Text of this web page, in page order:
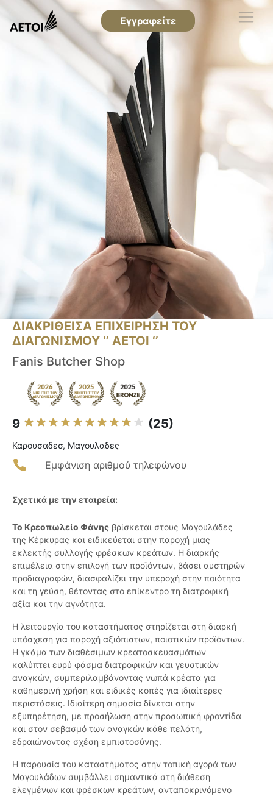
Εγγραφείτε
ΔΙΑΚΡΙΘΕΙΣΑ ΕΠΙΧΕΙΡΗΣΗ ΤΟΥ
ΔΙΑΓΩΝΙΣΜΟΥ ‘’ ΑΕΤΟΙ ‘’
Fanis Butcher Shop
9 (25)
Καρουσαδεσ, Μαγουλαδες
Εμφάνιση αριθμού τηλεφώνου
Σχετικά με την εταιρεία:
Το Κρεοπωλείο Φάνης βρίσκεται στους Μαγουλάδες
της Κέρκυρας και ειδικεύεται στην παροχή μιας
εκλεκτής συλλογής φρέσκων κρεάτων. Η διαρκής
επιμέλεια στην επιλογή των προϊόντων, βάσει αυστηρών
προδιαγραφών, διασφαλίζει την υπεροχή στην ποιότητα
και τη γεύση, θέτοντας στο επίκεντρο τη διατροφική
αξία και την αγνότητα.
Η λειτουργία του καταστήματος στηρίζεται στη διαρκή
υπόσχεση για παροχή αξιόπιστων, ποιοτικών προϊόντων.
Η γκάμα των διαθέσιμων κρεατοσκευασμάτων
καλύπτει ευρύ φάσμα διατροφικών και γευστικών
αναγκών, συμπεριλαμβάνοντας νωπά κρέατα για
καθημερινή χρήση και ειδικές κοπές για ιδιαίτερες
περιστάσεις. Ιδιαίτερη σημασία δίνεται στην
εξυπηρέτηση, με προσήλωση στην προσωπική φροντίδα
και στον σεβασμό των αναγκών κάθε πελάτη,
εδραιώνοντας σχέση εμπιστοσύνης.
Η παρουσία του καταστήματος στην τοπική αγορά των
Μαγουλάδων συμβάλλει σημαντικά στη διάθεση
ελεγμένων και φρέσκων κρεάτων, ανταποκρινόμενο